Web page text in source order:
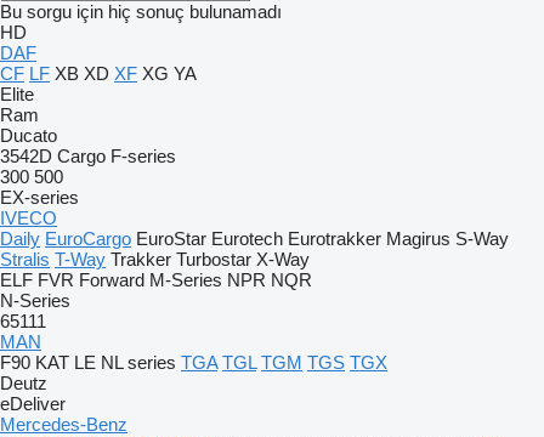
Bu sorgu için hiç sonuç bulunamadı
HD
DAF
CF LF XB XD XF XG YA
Elite
Ram
Ducato
3542D Cargo F-series
300 500
EX-series
IVECO
Daily EuroCargo EuroStar Eurotech Eurotrakker Magirus S-Way
Stralis T-Way Trakker Turbostar X-Way
ELF FVR Forward M-Series NPR NQR
N-Series
65111
MAN
F90 KAT LE NL series TGA TGL TGM TGS TGX
Deutz
eDeliver
Mercedes-Benz